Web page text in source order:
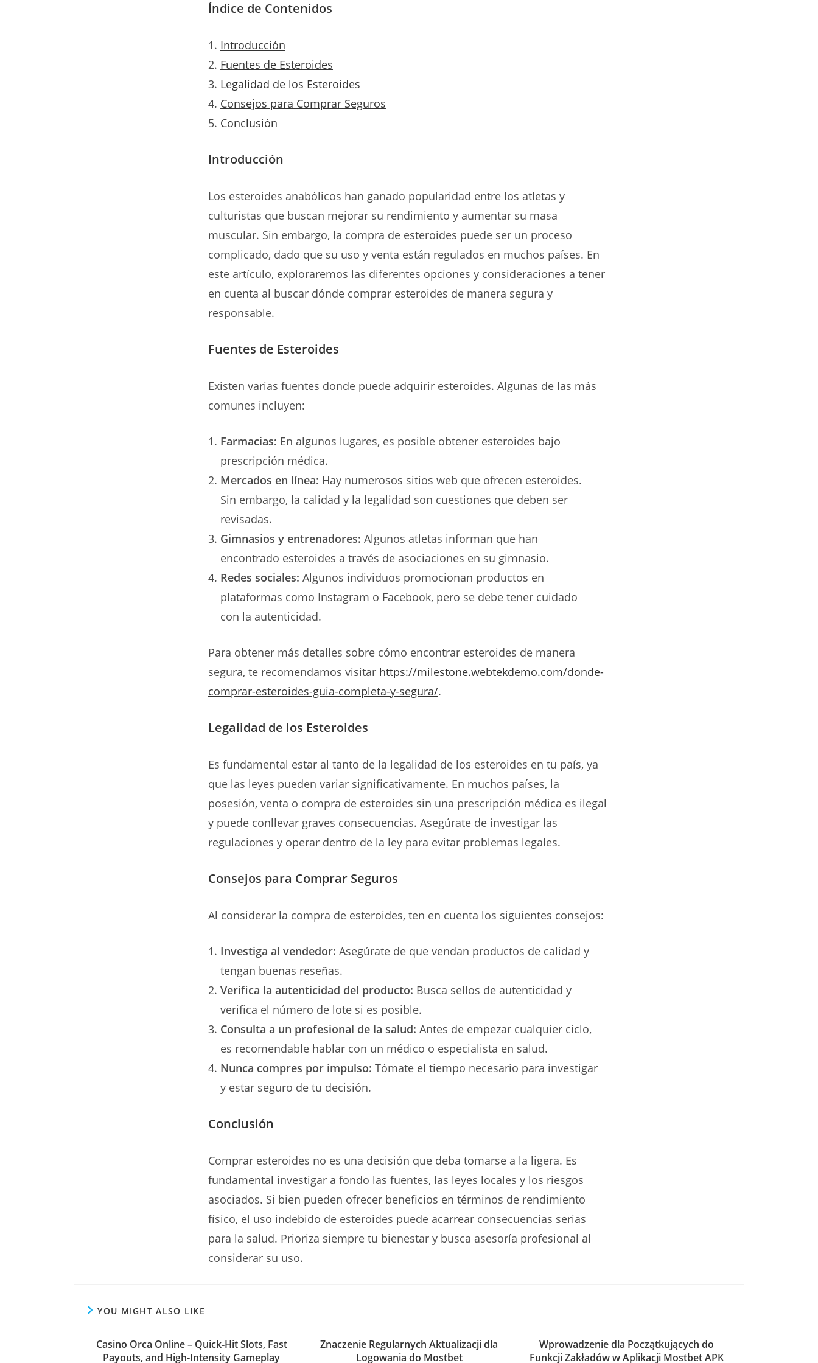
Índice de Contenidos
Introducción
Fuentes de Esteroides
Legalidad de los Esteroides
Consejos para Comprar Seguros
Conclusión
Introducción
Los esteroides anabólicos han ganado popularidad entre los atletas y
culturistas que buscan mejorar su rendimiento y aumentar su masa
muscular. Sin embargo, la compra de esteroides puede ser un proceso
complicado, dado que su uso y venta están regulados en muchos países. En
este artículo, exploraremos las diferentes opciones y consideraciones a tener
en cuenta al buscar dónde comprar esteroides de manera segura y
responsable.
Fuentes de Esteroides
Existen varias fuentes donde puede adquirir esteroides. Algunas de las más
comunes incluyen:
Farmacias: En algunos lugares, es posible obtener esteroides bajo
prescripción médica.
Mercados en línea: Hay numerosos sitios web que ofrecen esteroides.
Sin embargo, la calidad y la legalidad son cuestiones que deben ser
revisadas.
Gimnasios y entrenadores: Algunos atletas informan que han
encontrado esteroides a través de asociaciones en su gimnasio.
Redes sociales: Algunos individuos promocionan productos en
plataformas como Instagram o Facebook, pero se debe tener cuidado
con la autenticidad.
Para obtener más detalles sobre cómo encontrar esteroides de manera
segura, te recomendamos visitar https://milestone.webtekdemo.com/donde-
comprar-esteroides-guia-completa-y-segura/.
Legalidad de los Esteroides
Es fundamental estar al tanto de la legalidad de los esteroides en tu país, ya
que las leyes pueden variar significativamente. En muchos países, la
posesión, venta o compra de esteroides sin una prescripción médica es ilegal
y puede conllevar graves consecuencias. Asegúrate de investigar las
regulaciones y operar dentro de la ley para evitar problemas legales.
Consejos para Comprar Seguros
Al considerar la compra de esteroides, ten en cuenta los siguientes consejos:
Investiga al vendedor: Asegúrate de que vendan productos de calidad y
tengan buenas reseñas.
Verifica la autenticidad del producto: Busca sellos de autenticidad y
verifica el número de lote si es posible.
Consulta a un profesional de la salud: Antes de empezar cualquier ciclo,
es recomendable hablar con un médico o especialista en salud.
Nunca compres por impulso: Tómate el tiempo necesario para investigar
y estar seguro de tu decisión.
Conclusión
Comprar esteroides no es una decisión que deba tomarse a la ligera. Es
fundamental investigar a fondo las fuentes, las leyes locales y los riesgos
asociados. Si bien pueden ofrecer beneficios en términos de rendimiento
físico, el uso indebido de esteroides puede acarrear consecuencias serias
para la salud. Prioriza siempre tu bienestar y busca asesoría profesional al
considerar su uso.
YOU MIGHT ALSO LIKE
Casino Orca Online – Quick‑Hit Slots, Fast
Payouts, and High‑Intensity Gameplay
Znaczenie Regularnych Aktualizacji dla
Logowania do Mostbet
Wprowadzenie dla Początkujących do
Funkcji Zakładów w Aplikacji Mostbet APK